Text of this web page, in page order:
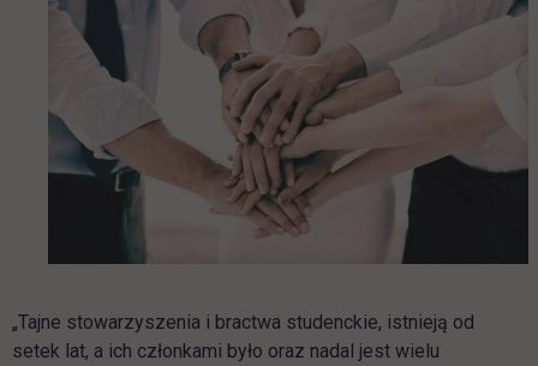
„Tajne stowarzyszenia i bractwa studenckie, istnieją od
setek lat, a ich członkami było oraz nadal jest wielu